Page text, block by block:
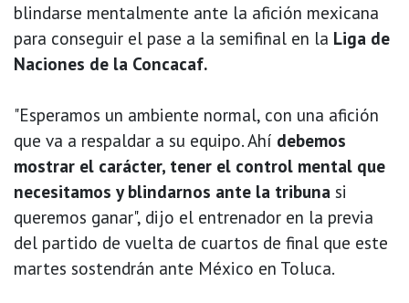
blindarse mentalmente ante la afición mexicana
para conseguir el pase a la semifinal en la Liga de
Naciones de la Concacaf.
"Esperamos un ambiente normal, con una afición
que va a respaldar a su equipo. Ahí debemos
mostrar el carácter, tener el control mental que
necesitamos y blindarnos ante la tribuna si
queremos ganar", dijo el entrenador en la previa
del partido de vuelta de cuartos de final que este
martes sostendrán ante México en Toluca.